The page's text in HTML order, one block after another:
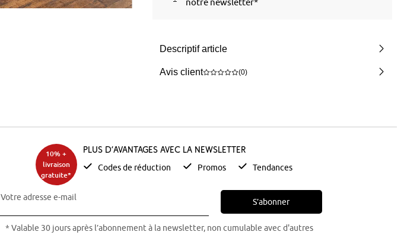
notre newsletter*
Descriptif article
Avis client (0)
10% +
livraison
gratuite*
Plus d’avantages avec la newsletter
Codes de réduction Promos Tendances
Votre adresse e-mail S’abonner
* Valable 30 jours après l’abonnement à la newsletter, non cumulable avec d'autres